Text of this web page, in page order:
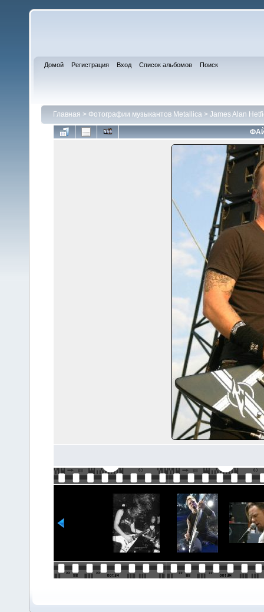
Домой Регистрация Вход Список альбомов Поиск
Главная > Фотографии музыкантов Metallica > James Alan